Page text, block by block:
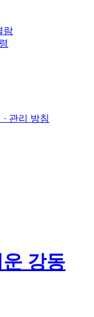
람
관리 방침